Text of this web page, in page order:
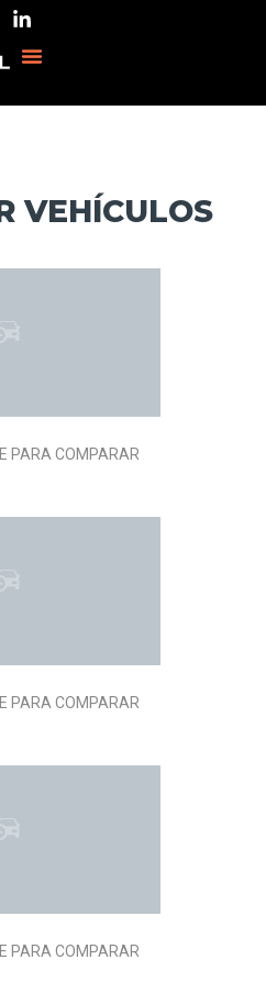
VEHÍCULOS
PARA COMPARAR
PARA COMPARAR
PARA COMPARAR